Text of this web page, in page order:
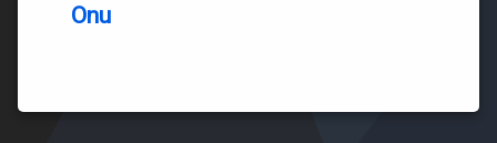
Onu